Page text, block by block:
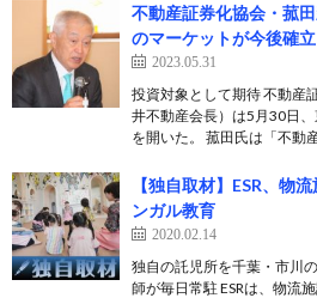
不動産証券化協会・菰
のマーケットが今後確
2023.05.31
投資対象として期待 不動産
井不動産会長）は5月30日
を開いた。 菰田氏は「不動
【独自取材】ESR、物
ンガル教育
2020.02.14
独自の託児所を千葉・市川
師が毎日常駐 ESRは、物流